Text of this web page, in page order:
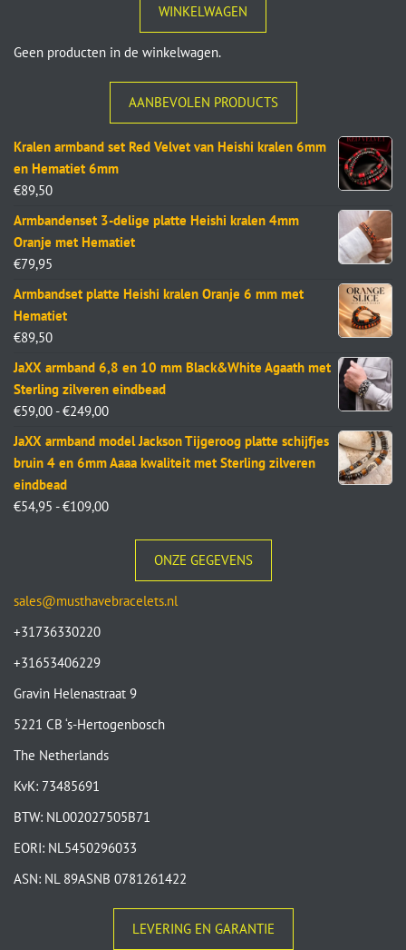
WINKELWAGEN
Geen producten in de winkelwagen.
AANBEVOLEN PRODUCTS
Kralen armband set Red Velvet van Heishi kralen 6mm
en Hematiet 6mm
€89,50
Armbandenset 3-delige platte Heishi kralen 4mm
Oranje met Hematiet
€79,95
Armbandset platte Heishi kralen Oranje 6 mm met
Hematiet
€89,50
JaXX armband 6,8 en 10 mm Black&White Agaath met
Sterling zilveren eindbead
€59,00 - €249,00
JaXX armband model Jackson Tijgeroog platte schijfjes
bruin 4 en 6mm Aaaa kwaliteit met Sterling zilveren
eindbead
€54,95 - €109,00
ONZE GEGEVENS
sales@musthavebracelets.nl
+31736330220
+31653406229
Gravin Helenastraat 9
5221 CB ‘s-Hertogenbosch
The Netherlands
KvK: 73485691
BTW: NL002027505B71
EORI: NL5450296033
ASN: NL 89ASNB 0781261422
LEVERING EN GARANTIE